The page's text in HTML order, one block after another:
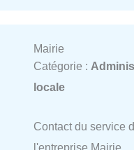
Mairie
Catégorie :
locale
Contact du service
l'entreprise Mairie